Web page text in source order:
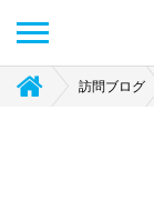
訪問ブログ